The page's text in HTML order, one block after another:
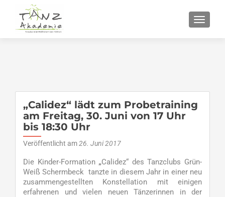
„Calidez“ lädt zum Probetraining
am Freitag, 30. Juni von 17 Uhr
bis 18:30 Uhr
Veröffentlicht am26. Juni 2017
Die Kinder-Formation„Calidez“ des Tanzclubs Grün-
Weiß Schermbeck tanzte in diesem Jahr in einer neu
zusammengestellten Konstellation mit einigen
erfahrenen und vielen neuen Tänzerinnen in der